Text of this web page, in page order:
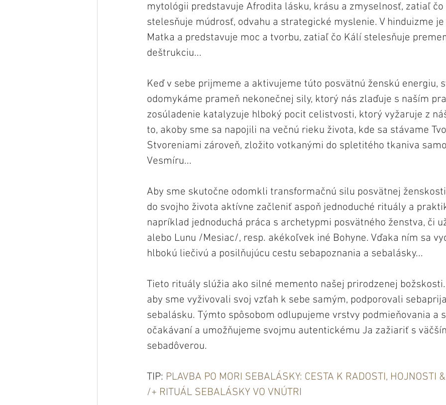
mytológii predstavuje Afrodita lásku, krásu a zmyselnosť, zatiaľ čo
stelesňuje múdrosť, odvahu a strategické myslenie. V hinduizme je
Matka a predstavuje moc a tvorbu, zatiaľ čo Kálí stelesňuje
deštrukciu...
Keď v sebe prijmeme a aktivujeme túto posvätnú ženskú energiu,
odomykáme prameň nekonečnej sily, ktorý nás zlaďuje s naším
zosúladenie katalyzuje hlboký pocit celistvosti, ktorý vyžaruje z
to, akoby sme sa napojili na večnú rieku života, kde sa stávame
Stvoreniami zároveň, zložito votkanými do spletitého tkaniva
Vesmíru...
Aby sme skutočne odomkli transformačnú silu posvätnej
do svojho života aktívne začleniť aspoň jednoduché rituály a
napríklad jednoduchá práca s archetypmi posvätného ženstva, či
alebo Lunu /Mesiac/, resp. akékoľvek iné Bohyne. Vďaka ním sa
hlbokú liečivú a posilňujúcu cestu sebapoznania a sebalásky...
Tieto rituály slúžia ako silné memento našej prirodzenej božskosti.
aby sme vyživovali svoj vzťah k sebe samým, podporovali
sebalásku. Týmto spôsobom odlupujeme vrstvy podmieňovania a
očakávaní a umožňujeme svojmu autentickému Ja zažiariť s
sebadôverou.
TIP: PLAVBA PO MORI SEBALÁSKY: CESTA K RADOSTI, HOJNOSTI
/+ RITUÁL SEBALÁSKY VO VNÚTRI